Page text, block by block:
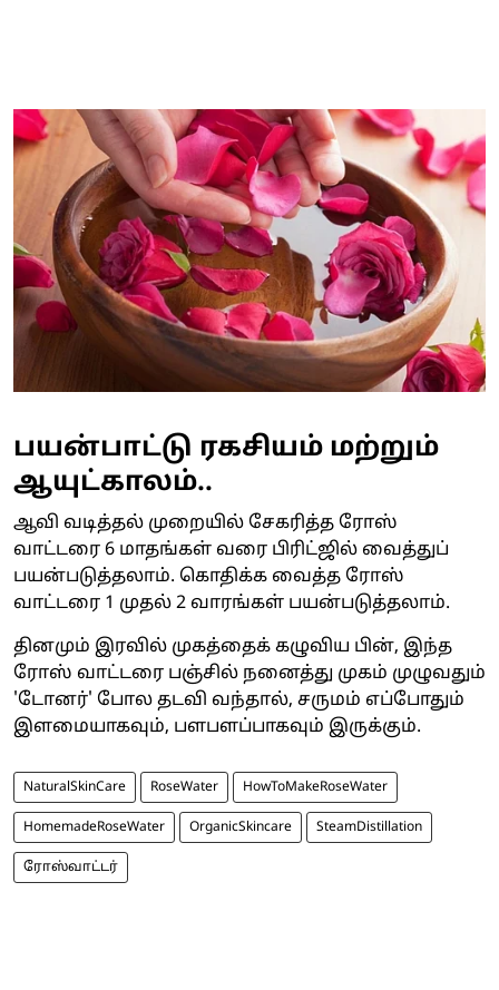
பயன்பாட்டு ரகசியம் மற்றும்
ஆயுட்காலம்..
ஆவி வடித்தல் முறையில் சேகரித்த ரோஸ்
வாட்டரை 6 மாதங்கள் வரை பிரிட்ஜில் வைத்துப்
பயன்படுத்தலாம். கொதிக்க வைத்த ரோஸ்
வாட்டரை 1 முதல் 2 வாரங்கள் பயன்படுத்தலாம்.
தினமும் இரவில் முகத்தைக் கழுவிய பின், இந்த
ரோஸ் வாட்டரை பஞ்சில் நனைத்து முகம் முழுவதும்
'டோனர்' போல தடவி வந்தால், சருமம் எப்போதும்
இளமையாகவும், பளபளப்பாகவும் இருக்கும்.
NaturalSkinCare RoseWater HowToMakeRoseWater
HomemadeRoseWater OrganicSkincare SteamDistillation
ரோஸ்வாட்டர்